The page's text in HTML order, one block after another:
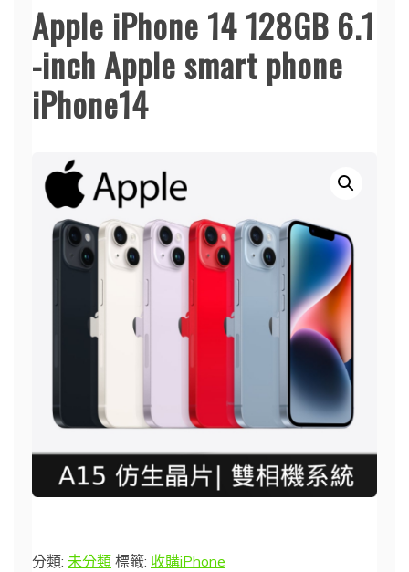
Apple iPhone 14 128GB 6.1
-inch Apple smart phone
iPhone14
分類: 未分類 標籤: 收購iPhone